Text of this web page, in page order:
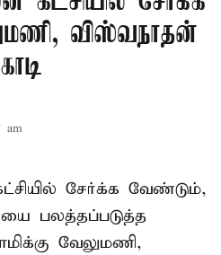
விஸ்வநாதன்
am
சேர்க்க வேண்டும்,
பலத்தப்படுத்த
வேலுமணி,